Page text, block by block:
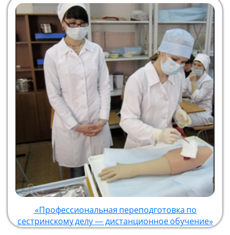
«Профессиональная переподготовка по
сестринскому делу — дистанционное обучение»